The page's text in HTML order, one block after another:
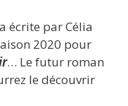
écrite par Célia
2020 pour
… Le futur roman
le découvrir